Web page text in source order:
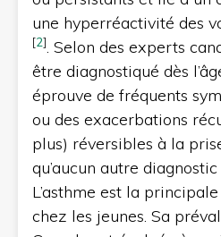
une hyperréactivité des
[2]. Selon des experts
être diagnostiqué dès
éprouve de fréquents
ou des exacerbations
plus) réversibles à la
qu’aucun autre
L’asthme est la
chez les jeunes. Sa